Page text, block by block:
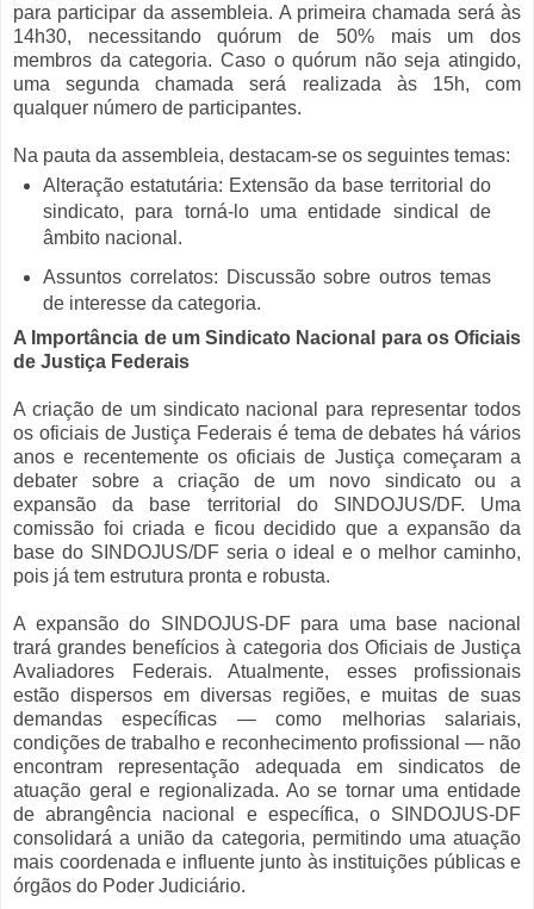
para participar da assembleia. A primeira chamada será às
14h30, necessitando quórum de 50% mais um dos
membros da categoria. Caso o quórum não seja atingido,
uma segunda chamada será realizada às 15h, com
qualquer número de participantes.
Na pauta da assembleia, destacam-se os seguintes temas:
Alteração estatutária: Extensão da base territorial do
sindicato, para torná-lo uma entidade sindical de
âmbito nacional.
Assuntos correlatos: Discussão sobre outros temas
de interesse da categoria.
A Importância de um Sindicato Nacional para os Oficiais
de Justiça Federais
A criação de um sindicato nacional para representar todos
os oficiais de Justiça Federais é tema de debates há vários
anos e recentemente os oficiais de Justiça começaram a
debater sobre a criação de um novo sindicato ou a
expansão da base territorial do SINDOJUS/DF. Uma
comissão foi criada e ficou decidido que a expansão da
base do SINDOJUS/DF seria o ideal e o melhor caminho,
pois já tem estrutura pronta e robusta.
A expansão do SINDOJUS-DF para uma base nacional
trará grandes benefícios à categoria dos Oficiais de Justiça
Avaliadores Federais. Atualmente, esses profissionais
estão dispersos em diversas regiões, e muitas de suas
demandas específicas — como melhorias salariais,
condições de trabalho e reconhecimento profissional — não
encontram representação adequada em sindicatos de
atuação geral e regionalizada. Ao se tornar uma entidade
de abrangência nacional e específica, o SINDOJUS-DF
consolidará a união da categoria, permitindo uma atuação
mais coordenada e influente junto às instituições públicas e
órgãos do Poder Judiciário.